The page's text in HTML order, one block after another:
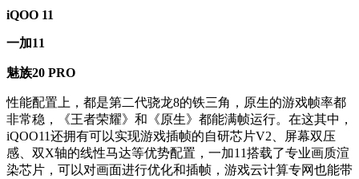
iQOO 11
一加11
魅族20 PRO
性能配置上，都是第二代骁龙8的铁三角，原生的游戏帧率都
非常稳，《王者荣耀》和《原生》都能满帧运行。在这其中，
iQOO11还拥有可以实现游戏插帧的自研芯片V2、屏幕双压
感、双X轴的线性马达等优势配置，一加11搭载了专业画质渲
染芯片，可以对画面进行优化和插帧，游戏云计算专网也能带